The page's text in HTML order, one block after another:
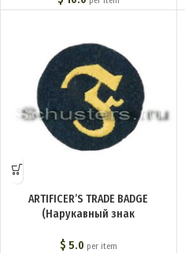
ARTIFICER’S TRADE BADGE
(Нарукавный знак
$ 5.0 per item